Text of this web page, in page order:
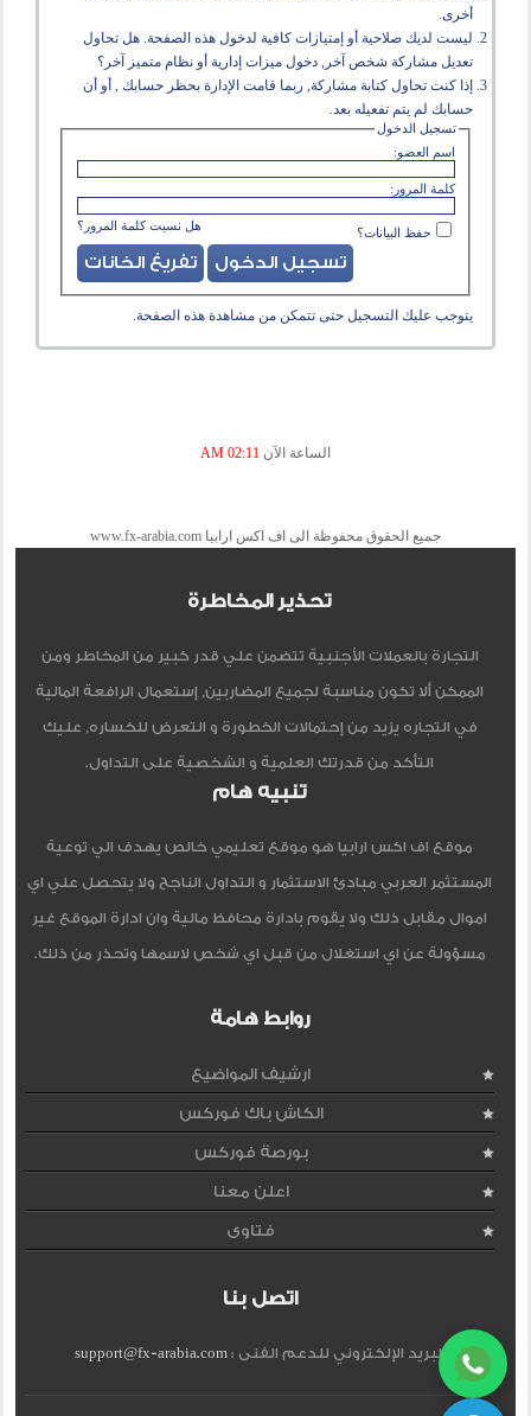
أخرى.
ليست لديك صلاحية أو إمتيازات كافية لدخول هذه الصفحة. هل تحاول
تعديل مشاركة شخص آخر, دخول ميزات إدارية أو نظام متميز آخر؟
إذا كنت تحاول كتابة مشاركة, ربما قامت الإدارة بحظر حسابك , أو أن
حسابك لم يتم تفعيله بعد.
تسجيل الدخول
اسم العضو:
كلمة المرور:
هل نسيت كلمة المرور؟ حفظ البيانات؟
يتوجب عليك التسجيل حتى تتمكن من مشاهدة هذه الصفحة.
الساعة الآن 02:11 AM
جميع الحقوق محفوظة الى اف اكس ارابيا www.fx-arabia.com
تحذير المخاطرة
التجارة بالعملات الأجنبية تتضمن علي قدر كبير من المخاطر ومن
الممكن ألا تكون مناسبة لجميع المضاربين, إستعمال الرافعة المالية
في التجاره يزيد من إحتمالات الخطورة و التعرض للخساره, عليك
التأكد من قدرتك العلمية و الشخصية على التداول.
تنبيه هام
موقع اف اكس ارابيا هو موقع تعليمي خالص يهدف الي توعية
المستثمر العربي مبادئ الاستثمار و التداول الناجح ولا يتحصل علي اي
اموال مقابل ذلك ولا يقوم بادارة محافظ مالية وان ادارة الموقع غير
مسؤولة عن اي استغلال من قبل اي شخص لاسمها وتحذر من ذلك.
روابط هامة
ارشيف المواضيع
الكاش باك فوركس
بورصة فوركس
اعلن معنا
فتاوى
اتصل بنا
البريد الإلكتروني للدعم الفنى :support@fx-arabia.com